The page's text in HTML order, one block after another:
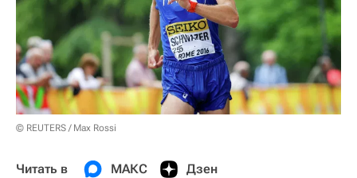
© REUTERS / Max Rossi
Читать в МАКС Дзен